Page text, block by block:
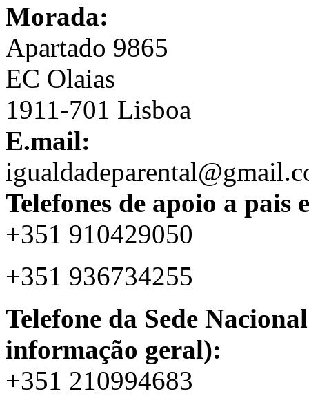
Morada:
Apartado 9865
EC Olaias
1911-701 Lisboa
E.mail:
Telefones de apoio a pais
+351 910429050
+351 936734255
Telefone da Sede
informação geral):
+351 210994683